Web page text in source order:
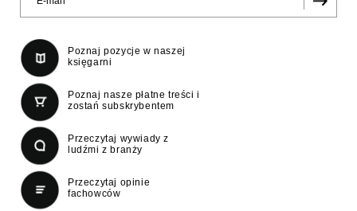
Poznaj pozycje w naszej
księgarni
Poznaj nasze płatne treści i
zostań subskrybentem
Przeczytaj wywiady z
ludźmi z branży
Przeczytaj opinie
fachowców